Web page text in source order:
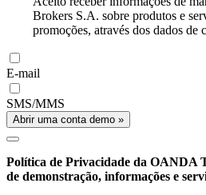
Brokers S.A. sobre produtos e
promoções, através dos dados de
E-mail
SMS/MMS
Abrir uma conta demo »
Política de Privacidade da OANDA
de demonstração, informações e